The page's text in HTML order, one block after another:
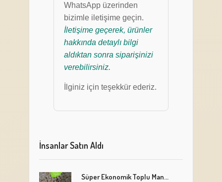
WhatsApp üzerinden
bizimle iletişime geçin.
İletişime geçerek, ürünler
hakkında detaylı bilgi
aldıktan sonra siparişinizi
verebilirsiniz.
İlginiz için teşekkür ederiz.
İnsanlar Satın Aldı
Süper Ekonomik Toplu Mantı Paketi (5 Kg)